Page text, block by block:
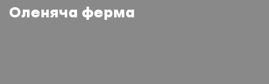
Оленяча ферма